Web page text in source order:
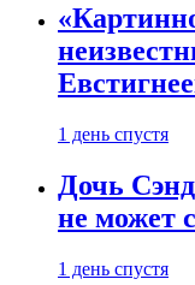
1 день спустя
Дочь
не может
1 день спустя